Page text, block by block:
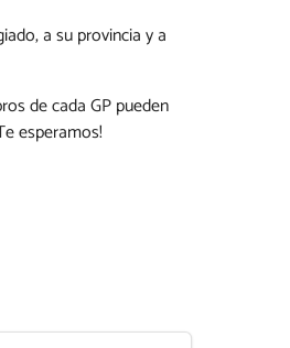
a su provincia y a
de cada GP pueden
esperamos!